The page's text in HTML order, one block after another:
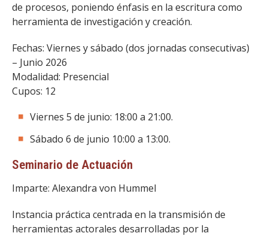
de procesos, poniendo énfasis en la escritura como
herramienta de investigación y creación.
Fechas: Viernes y sábado (dos jornadas consecutivas)
– Junio 2026
Modalidad: Presencial
Cupos: 12
Viernes 5 de junio: 18:00 a 21:00.
Sábado 6 de junio 10:00 a 13:00.
Seminario de Actuación
Imparte: Alexandra von Hummel
Instancia práctica centrada en la transmisión de
herramientas actorales desarrolladas por la